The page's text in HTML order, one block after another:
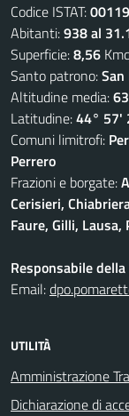
Codice ISTAT:
Abitanti:938 al
Superficie:8,56
Santo patrono:
Altitudine media:
Latitudine:44° 57'
Comuni limitrofi:
Perrero
Frazioni e borgate:
Cerisieri,
Faure, Gilli, Lausa,
Responsabile
Email:
UTILITÀ
Amministrazione
Dichiarazione di